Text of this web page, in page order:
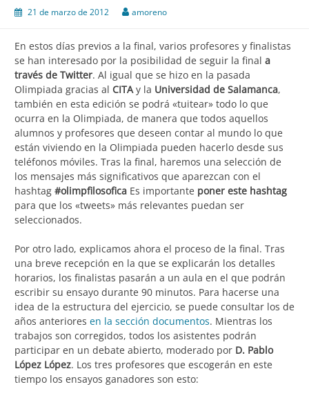
21 de marzo de 2012 amoreno
En estos días previos a la final, varios profesores y finalistas
se han interesado por la posibilidad de seguir la final a
través de Twitter. Al igual que se hizo en la pasada
Olimpiada gracias al CITA y la Universidad de Salamanca,
también en esta edición se podrá «tuitear» todo lo que
ocurra en la Olimpiada, de manera que todos aquellos
alumnos y profesores que deseen contar al mundo lo que
están viviendo en la Olimpiada pueden hacerlo desde sus
teléfonos móviles. Tras la final, haremos una selección de
los mensajes más significativos que aparezcan con el
hashtag #olimpfilosofica Es importante poner este hashtag
para que los «tweets» más relevantes puedan ser
seleccionados.
Por otro lado, explicamos ahora el proceso de la final. Tras
una breve recepción en la que se explicarán los detalles
horarios, los finalistas pasarán a un aula en el que podrán
escribir su ensayo durante 90 minutos. Para hacerse una
idea de la estructura del ejercicio, se puede consultar los de
años anteriores en la sección documentos. Mientras los
trabajos son corregidos, todos los asistentes podrán
participar en un debate abierto, moderado por D. Pablo
López López. Los tres profesores que escogerán en este
tiempo los ensayos ganadores son esto: